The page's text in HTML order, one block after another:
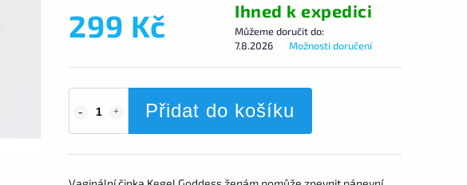
299 Kč Ihned k expedici
Můžeme doručit do:
7.8.2026
Možnosti doručení
Přidat do košíku